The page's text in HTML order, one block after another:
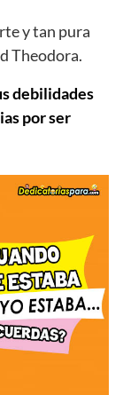
y tan pura
Theodora.
debilidades
por ser